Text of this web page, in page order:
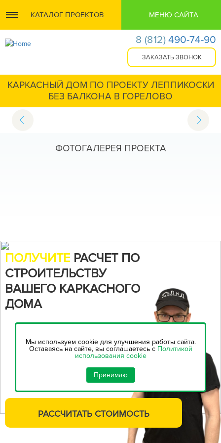
КАТАЛОГ ПРОЕКТОВ МЕНЮ САЙТА
8 (812) 490-74-90
КАРКАСНЫЙ ДОМ ПО ПРОЕКТУ ЛЕППИКОСКИ
БЕЗ БАЛКОНА В ГОРЕЛОВО
ФОТОГАЛЕРЕЯ ПРОЕКТА
ПОЛУЧИТЕ РАСЧЕТ ПО
СТРОИТЕЛЬСТВУ
ВАШЕГО КАРКАСНОГО
ДОМА
Воспользуйтесь нашим
онлайн-калькулятором,
рассчитать стоимость
РАССЧИТАТЬ СТОИМОСТЬ
Мы используем cookie для улучшения работы сайта.
Оставаясь на сайте, вы соглашаетесь с Политикой
использования cookie
Принимаю